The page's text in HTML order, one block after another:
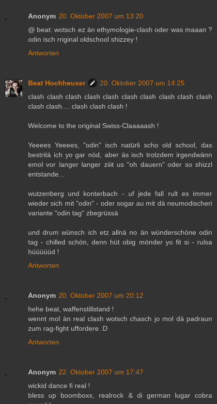
Anonym 20. Oktober 2007 um 13:20
@ beat: wotsch ez än ethymologie-clash oder was maaan ?
odin isch rriginal oldschool shizzey !
Antworten
Beat Hochheuser
20. Oktober 2007 um 14:25
clash clash clash clash clash clash clash clash clash clash
clash clash.... clash clash clash !
Welcome to the original Swiss-Claaaaash !
Yeeees Yeeees, "odin" isch natürli scho old school, das
bestritä ich yo gar nöd, aber äs isch trotzdem irgendwänn
emol vor langer langer ziiit us "oh dauern" oder so shizzl
entstande...
wutzenberg und konterbach - uf jede fall rult es immer
wieder sich mit "odin" - oder sogar au mit dä neumodischeri
variante "odin tag" zbegrüssä
und drum wünsch ich etz allnä no än wünderschöne odin
tag - chilled schön, denn hüt obig mönder yo fit si - rulsa
hüüüüüd !
Antworten
Anonym 20. Oktober 2007 um 20:12
hehe beat, waffenstillstand !
wennt mol än real clash wotsch chasch jo mol dä padraun
zum rag-fight uffordere :D
Antworten
Anonym 22. Oktober 2007 um 17:47
wickid dance fi real !
bless up boomboxx, realrock & di german lugar cobra